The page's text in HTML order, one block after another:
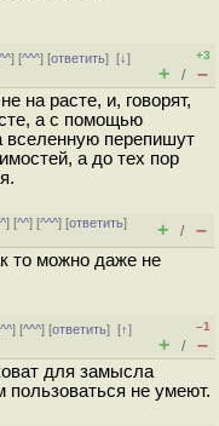
^^] [^^^] [ответить][↓]
+3
+ / –
на расте, и, говорят,
а с помощью
вселенную перепишут
а до тех пор
^] [^^] [^^^] [ответить]
+ / –
то можно даже не
^^] [^^^] [ответить][↑]
–1
+ / –
для замысла
пользоваться не умеют.